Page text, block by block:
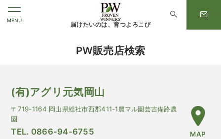
MENU
届けたいのは、育つよろこび
PW販売店検索
(有)アグリ元気岡山
〒719-1164 岡山県総社市西郡411-1農マル園芸吉備路農
園
TEL. 0866-94-6755 MAP